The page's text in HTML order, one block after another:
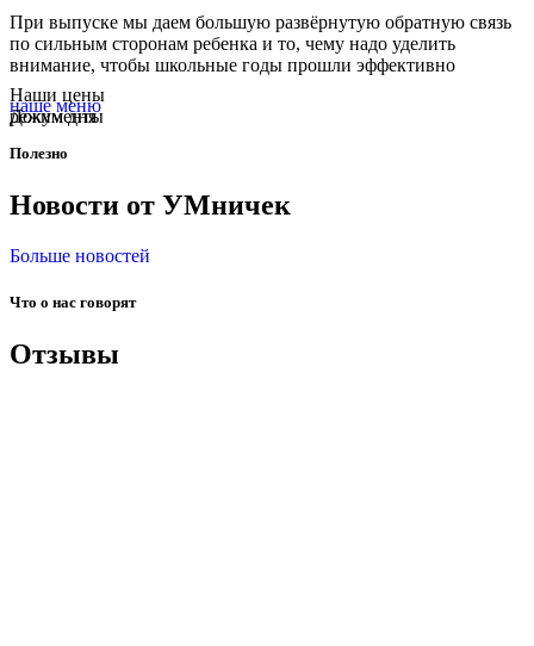
При выпуске мы даем большую развёрнутую обратную связь
по сильным сторонам ребенка и то, чему надо уделить
внимание, чтобы школьные годы прошли эффективно
Наши цены
наше меню
режим дня
Документы
Полезно
Новости от УМничек
Больше новостей
Что о нас говорят
Отзывы